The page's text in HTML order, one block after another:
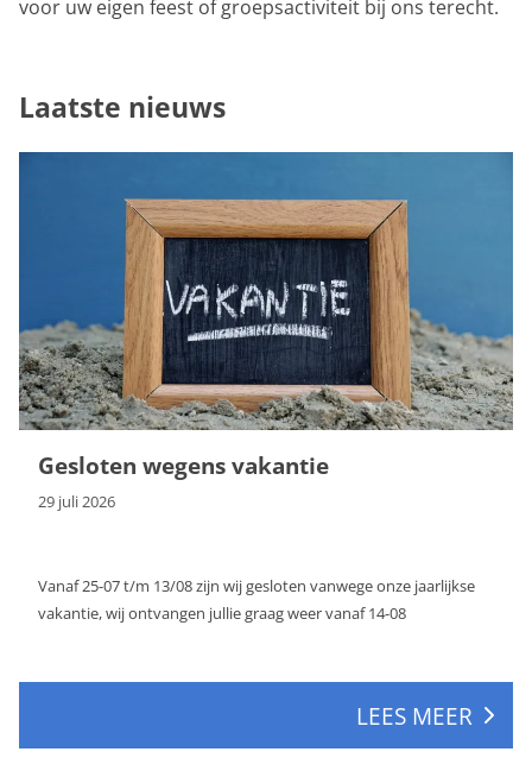
voor uw eigen feest of groepsactiviteit bij ons terecht.
Laatste nieuws
Gesloten wegens vakantie
29 juli 2026
Vanaf 25-07 t/m 13/08 zijn wij gesloten vanwege onze jaarlijkse
vakantie, wij ontvangen jullie graag weer vanaf 14-08
LEES MEER